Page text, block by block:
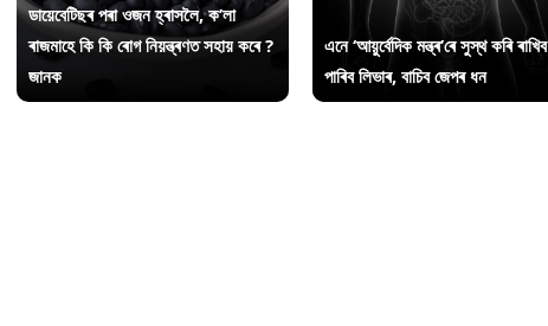
ডায়েবেটিছৰ পৰা ওজন হ্ৰাসলৈ, ক’লা
ৰাজমাহে কি কি ৰোগ নিয়ন্ত্ৰণত সহায় কৰে ?
জানক
এনে ‘আয়ুৰ্বেদিক মন্ত্ৰ’ৰে সুস্থ কৰি ৰাখিব
পাৰিব লিভাৰ, বাচিব জেপৰ ধন